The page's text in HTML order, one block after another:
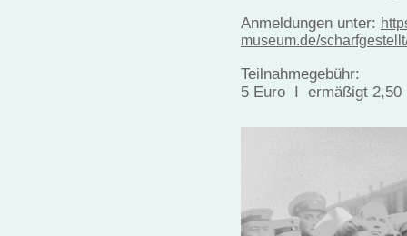
Anmeldungen unter:
museum.de/
Teilnahmegebühr:
5 Euro I ermäßigt 2,50